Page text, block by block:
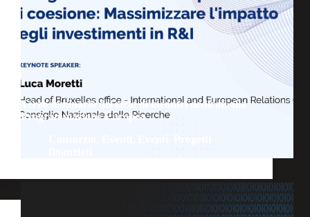
Terzo seminario del ciclo di incontri dedicati alla
Programmazione Europea
Eventi
Progetti